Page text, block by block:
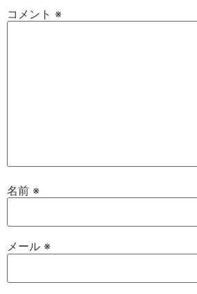
コメント ※
名前 ※
メール ※